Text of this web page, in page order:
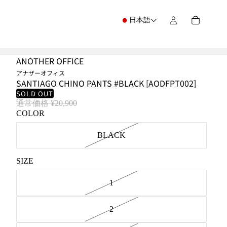
日本語
ANOTHER OFFICE
アナザーオフィス
SANTIAGO CHINO PANTS #BLACK [AODFPT002]
SOLD OUT
通常価格¥20,900
COLOR
BLACK
SIZE
1
2